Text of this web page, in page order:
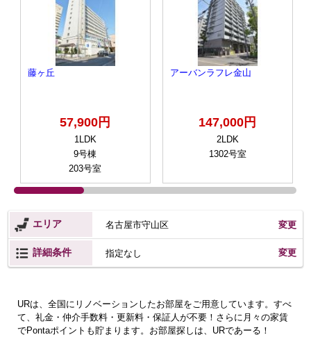
藤ヶ丘
57,900円
1LDK
9号棟
203号室
アーバンラフレ金山
147,000円
2LDK
1302号室
エリア 名古屋市守山区 変更
詳細条件 指定なし 変更
URは、全国にリノベーションしたお部屋をご用意しています。すべ
て、礼金・仲介手数料・更新料・保証人が不要！さらに月々の家賃
でPontaポイントも貯まります。お部屋探しは、URであーる！